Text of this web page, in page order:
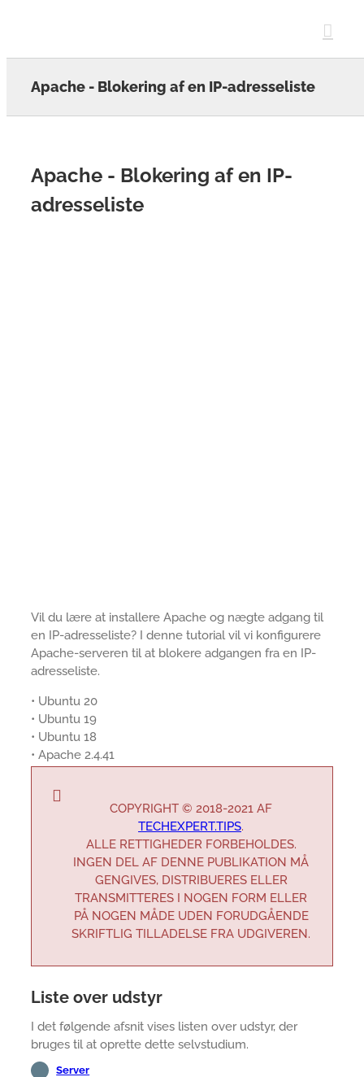
Apache - Blokering af en IP-adresseliste
Apache - Blokering af en IP-
adresseliste
Vil du lære at installere Apache og nægte adgang til
en IP-adresseliste? I denne tutorial vil vi konfigurere
Apache-serveren til at blokere adgangen fra en IP-
adresseliste.
• Ubuntu 20
• Ubuntu 19
• Ubuntu 18
• Apache 2.4.41
COPYRIGHT © 2018-2021 AF
TECHEXPERT.TIPS.
ALLE RETTIGHEDER FORBEHOLDES.
INGEN DEL AF DENNE PUBLIKATION MÅ
GENGIVES, DISTRIBUERES ELLER
TRANSMITTERES I NOGEN FORM ELLER
PÅ NOGEN MÅDE UDEN FORUDGÅENDE
SKRIFTLIG TILLADELSE FRA UDGIVEREN.
Liste over udstyr
I det følgende afsnit vises listen over udstyr, der
bruges til at oprette dette selvstudium.
Server